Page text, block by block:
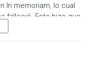
In memoriam, lo cual
falleció. Esto hizo que
de la famosa, quien